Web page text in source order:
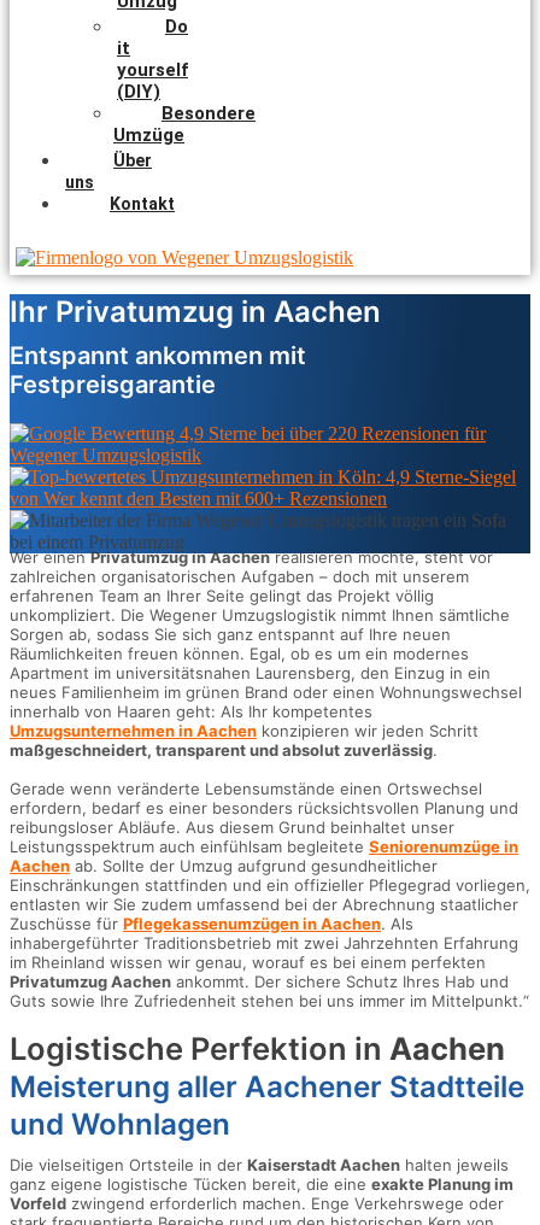
Do
it
yourself
(DIY)
Besondere
Umzüge
Über
uns
Kontakt
Ihr Privatumzug in Aachen
Entspannt ankommen mit
Festpreisgarantie
Wer einenPrivatumzug in Aachenrealisieren möchte, steht vor
zahlreichen organisatorischen Aufgaben – doch mit unserem
erfahrenen Team an Ihrer Seite gelingt das Projekt völlig
unkompliziert. Die Wegener Umzugslogistik nimmt Ihnen sämtliche
Sorgen ab, sodass Sie sich ganz entspannt auf Ihre neuen
Räumlichkeiten freuen können. Egal, ob es um ein modernes
Apartment im universitätsnahen Laurensberg, den Einzug in ein
neues Familienheim im grünen Brand oder einen Wohnungswechsel
innerhalb von Haaren geht: Als Ihr kompetentes
Umzugsunternehmen in Aachen konzipieren wir jeden Schritt
maßgeschneidert, transparent und absolut zuverlässig.
Gerade wenn veränderte Lebensumstände einen Ortswechsel
erfordern, bedarf es einer besonders rücksichtsvollen Planung und
reibungsloser Abläufe. Aus diesem Grund beinhaltet unser
Leistungsspektrum auch einfühlsam begleitete Seniorenumzüge in
Aachen ab. Sollte der Umzug aufgrund gesundheitlicher
Einschränkungen stattfinden und ein offizieller Pflegegrad vorliegen,
entlasten wir Sie zudem umfassend bei der Abrechnung staatlicher
Zuschüsse für Pflegekassenumzügen in Aachen. Als
inhabergeführter Traditionsbetrieb mit zwei Jahrzehnten Erfahrung
im Rheinland wissen wir genau, worauf es bei einem perfekten
Privatumzug Aachen ankommt. Der sichere Schutz Ihres Hab und
Guts sowie Ihre Zufriedenheit stehen bei uns immer im Mittelpunkt.“
Logistische Perfektion in Aachen
Meisterung aller Aachener Stadtteile
und Wohnlagen
Die vielseitigen Ortsteile in der Kaiserstadt Aachen halten jeweils
ganz eigene logistische Tücken bereit, die eine exakte Planung im
Vorfeld zwingend erforderlich machen. Enge Verkehrswege oder